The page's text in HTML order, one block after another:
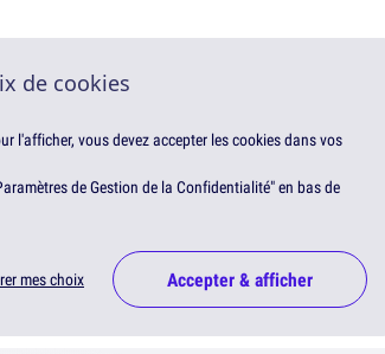
de cookies
l'afficher, vous devez accepter les cookies dans vos
de Gestion de la Confidentialité" en bas de
mes choix Accepter & afficher